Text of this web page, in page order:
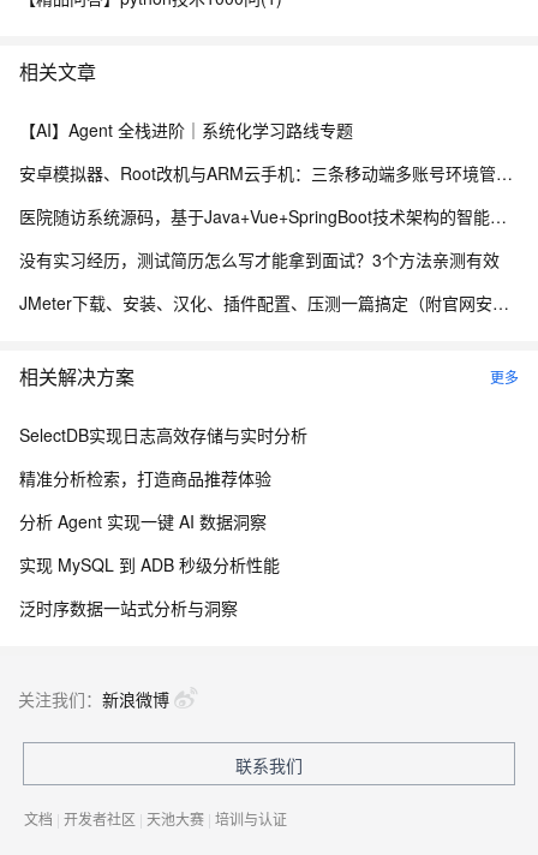
相关文章
【AI】Agent 全栈进阶｜系统化学习路线专题
安卓模拟器、Root改机与ARM云手机：三条移动端多账号环境管理路径的工程实测手记
医院随访系统源码，基于Java+Vue+SpringBoot技术架构的智能化管理平台
没有实习经历，测试简历怎么写才能拿到面试？3个方法亲测有效
JMeter下载、安装、汉化、插件配置、压测一篇搞定（附官网安装包）
相关解决方案 更多
SelectDB实现日志高效存储与实时分析
精准分析检索，打造商品推荐体验
分析 Agent 实现一键 AI 数据洞察
实现 MySQL 到 ADB 秒级分析性能
泛时序数据一站式分析与洞察
关注我们： 新浪微博
联系我们
文档 | 开发者社区 | 天池大赛 | 培训与认证